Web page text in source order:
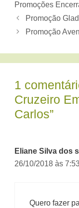
Promoções
Promoção
Promoção
1
Cruzeiro
Carlos”
Eliane Silva dos
26/10/2018 às
Quero fazer